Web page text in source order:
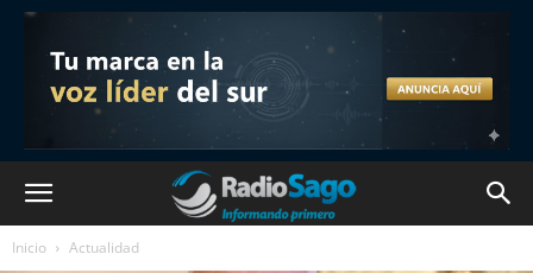
Inicio Actualidad